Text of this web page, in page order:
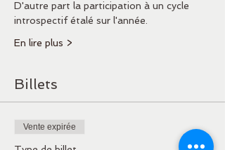
D'autre part la participation à un cycle
introspectif étalé sur l'année.
En lire plus >
Billets
Vente expirée